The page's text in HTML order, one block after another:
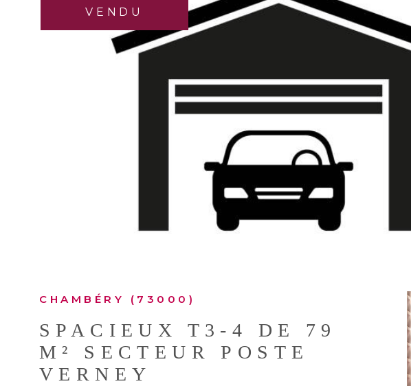
VENDU
VOIR LE BIEN
CHAMBÉRY (73000)
SPACIEUX T3-4 DE 79
M² SECTEUR POSTE
VERNEY